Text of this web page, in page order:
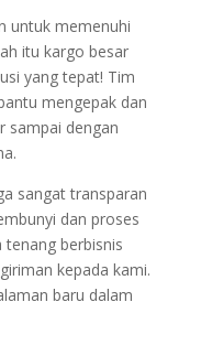
untuk memenuhi
itu kargo besar
yang tepat! Tim
mengepak dan
sampai dengan
sangat transparan
dan proses
berbisnis
kepada kami.
baru dalam